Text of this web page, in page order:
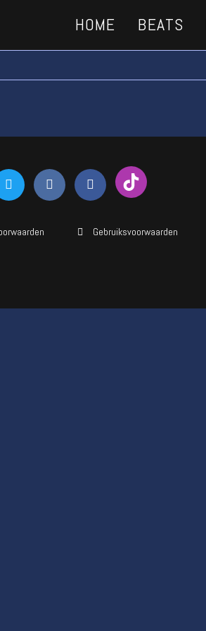
HOME BEATS
Gebruiksvoorwaarden